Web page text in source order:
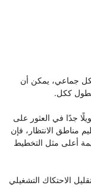
جماعي، يمكن أن
ككل.
جدًا في العثور على
مناطق الانتظار، فإن
أعلى مثل التخطيط
الاحتكاك التشغيلي